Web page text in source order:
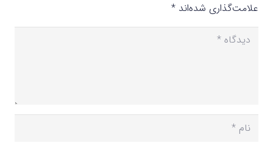
علامت‌گذاری شده‌اند *